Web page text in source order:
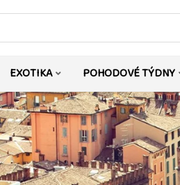
EXOTIKA POHODOVÉ TÝDNY